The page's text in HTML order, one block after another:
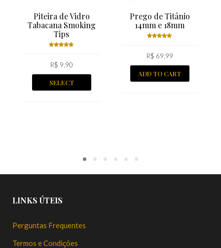
Piteira de Vidro
Tabacana Smoking
Tips
5.00out
of 5
R$ 9,90
SELECT
Prego de Titânio
14mm e 18mm
5.00out
of 5
R$ 69,99
ADD TO CART
LINKS ÚTEIS
Perguntas Frequentes
Termos e Condições